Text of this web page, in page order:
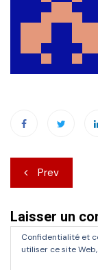
de
l’article
Prev
Laisser un
Vous devezvous
Confidentialité et
utiliser ce site